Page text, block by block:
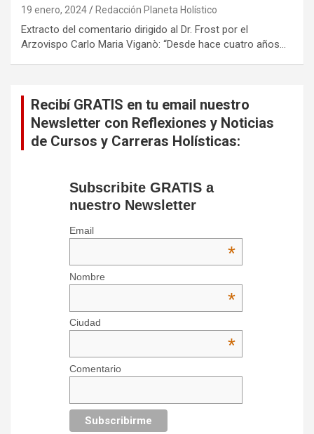
19 enero, 2024 Redacción Planeta Holístico
Extracto del comentario dirigido al Dr. Frost por el
Arzovispo Carlo Maria Viganò: “Desde hace cuatro años…
Recibí GRATIS en tu email nuestro
Newsletter con Reflexiones y Noticias
de Cursos y Carreras Holísticas:
Subscribite GRATIS a
nuestro Newsletter
Email
*
Nombre
*
Ciudad
*
Comentario